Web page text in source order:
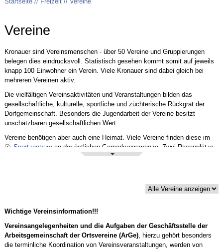
Vereine
Kronauer sind Vereinsmenschen - über 50 Vereine und Gruppierungen
belegen dies eindrucksvoll. Statistisch gesehen kommt somit auf jeweils
knapp 100 Einwohner ein Verein. Viele Kronauer sind dabei gleich bei
mehreren Vereinen aktiv.
Die vielfältigen Vereinsaktivitäten und Veranstaltungen bilden das
gesellschaftliche, kulturelle, sportliche und züchterische Rückgrat der
Dorfgemeinschaft. Besonders die Jugendarbeit der Vereine besitzt
unschätzbaren gesellschaftlichen Wert.
Vereine benötigen aber auch eine Heimat. Viele Vereine finden diese im
Sportzentrum an der östlichen Gemarkungsgrenze. Zwei Rasenplätze
und Leichtathletikanlagen sowie die
Mehrzweckhalle
Die Vereinsheime des VfR "Olympia" Kronau und der Turn- und
Sportgemeinde (TSG) ergänzen die gemeindlichen Angebote. Daneben hat
Der Tennisclub "Blau-Weiß", die Kegelvereinigung, der Gesangverein
"Frohsinn", der Reisetaubenverein "Heimatliebe", die Kronauer
KarnevalsGesellschaft, der Verein "Wandern, Freizeit und mehr", der
Sportschützenverein sowie der Automobilclub, als auch der
Wichtige Vereinsinformation!!!
Vereinsangelegenheiten und die Aufgaben der Geschäftsstelle der
Arbeitsgemeinschaft der Ortsvereine (ArGe), hierzu gehört besonders
die terminliche Koordination von Vereinsveranstaltungen, werden von